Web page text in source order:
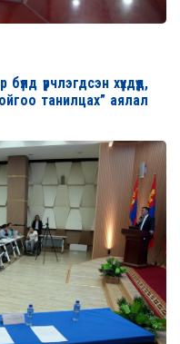
үрчлэгдсэн хүүхдүүд,
танилцах” аялал